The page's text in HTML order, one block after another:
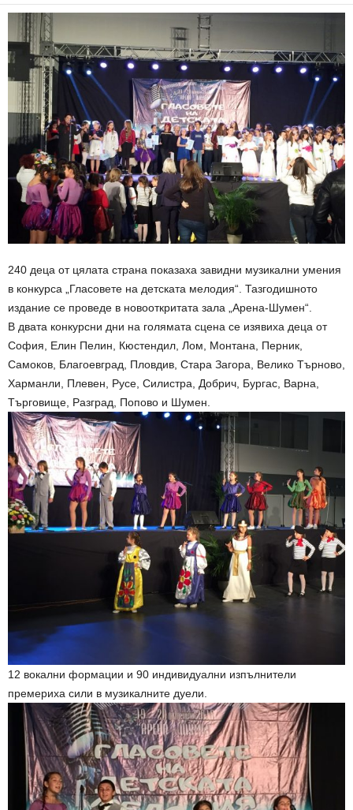
240 деца от цялата страна показаха завидни музикални умения
в конкурса „Гласовете на детската мелодия“. Тазгодишното
издание се проведе в новооткритата зала „Арена-Шумен“.
В двата конкурсни дни на голямата сцена се изявиха деца от
София, Елин Пелин, Кюстендил, Лом, Монтана, Перник,
Самоков, Благоевград, Пловдив, Стара Загора, Велико Търново,
Харманли, Плевен, Русе, Силистра, Добрич, Бургас, Варна,
Търговище, Разград, Попово и Шумен.
12 вокални формации и 90 индивидуални изпълнители
премериха сили в музикалните дуели.